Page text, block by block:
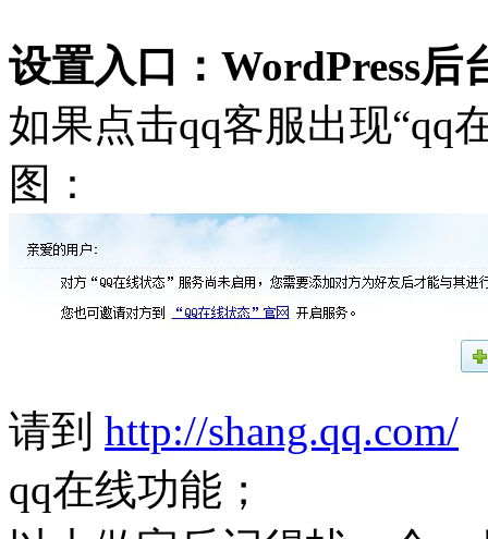
设置入口：WordPress后
如果点击qq客服出现“qq
图：
请到 http://shang.qq.com/
qq在线功能；